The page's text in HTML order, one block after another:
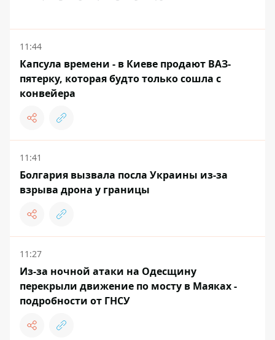
11:44
Капсула времени - в Киеве продают ВАЗ-
пятерку, которая будто только сошла с
конвейера
11:41
Болгария вызвала посла Украины из-за
взрыва дрона у границы
11:27
Из-за ночной атаки на Одесщину
перекрыли движение по мосту в Маяках -
подробности от ГНСУ